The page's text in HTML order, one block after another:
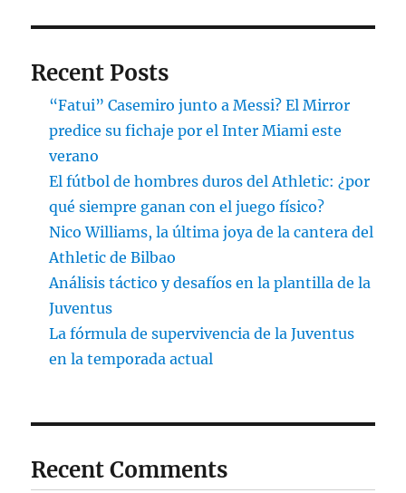
Recent Posts
“Fatui” Casemiro junto a Messi? El Mirror
predice su fichaje por el Inter Miami este
verano
El fútbol de hombres duros del Athletic: ¿por
qué siempre ganan con el juego físico?
Nico Williams, la última joya de la cantera del
Athletic de Bilbao
Análisis táctico y desafíos en la plantilla de la
Juventus
La fórmula de supervivencia de la Juventus
en la temporada actual
Recent Comments